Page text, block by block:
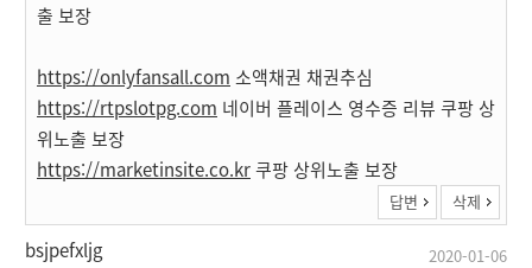
출 보장
https://onlyfansall.com 소액채권 채권추심
https://rtpslotpg.com 네이버 플레이스 영수증 리뷰 쿠팡 상
위노출 보장
https://marketinsite.co.kr쿠팡 상위노출 보장
답변 삭제
bsjpefxljg 2020-01-06